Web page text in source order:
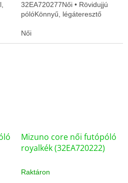
32EA720277Női • Rövidujjú
pólóKönnyű, légáteresztő
edzésre optimalizálva
Női
Mizuno core női futópóló
royalkék (32EA720222)
Raktáron